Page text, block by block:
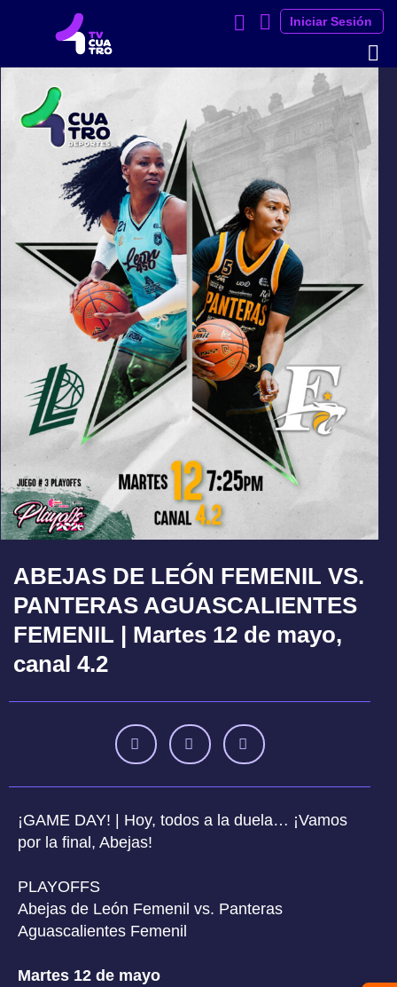
Iniciar Sesión
ABEJAS DE LEÓN FEMENIL VS.
PANTERAS AGUASCALIENTES
FEMENIL | Martes 12 de mayo,
canal 4.2
¡GAME DAY! | Hoy, todos a la duela… ¡Vamos
por la final, Abejas!
PLAYOFFS
Abejas de León Femenil vs. Panteras
Aguascalientes Femenil
Martes 12 de mayo